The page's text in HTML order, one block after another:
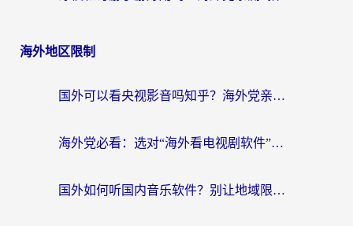
海外地区限制
国外可以看央视影音吗知乎？海外党亲测有效的回国加速方案
海外党必看：选对“海外看电视剧软件”，再也不用愁国内剧刷不了
国外如何听国内音乐软件？别让地域限制，断了你的中文歌单